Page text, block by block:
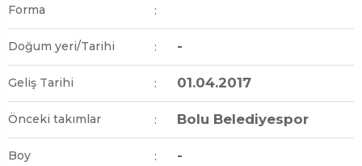
Forma :
Doğum yeri/Tarihi : -
Geliş Tarihi : 01.04.2017
Önceki takımlar : Bolu Belediyespor
Boy : -